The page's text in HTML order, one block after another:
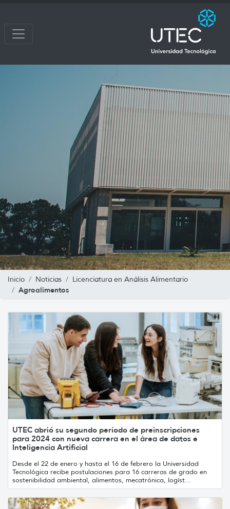
Inicio Noticias Licenciatura en Análisis Alimentario
Agroalimentos
UTEC abrió su segundo período de preinscripciones
para 2024 con nueva carrera en el área de datos e
Inteligencia Artificial
Desde el 22 de enero y hasta el 16 de febrero la Universidad
Tecnológica recibe postulaciones para 16 carreras de grado en
sostenibilidad ambiental, alimentos, mecatrónica, logíst...